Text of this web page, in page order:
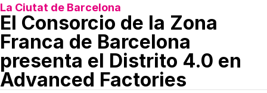
La Ciutat de Barcelona
El Consorcio de la Zona
Franca de Barcelona
presenta el Distrito 4.0 en
Advanced Factories